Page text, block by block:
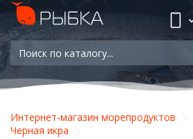
Интернет-магазин морепродуктов
Черная икра